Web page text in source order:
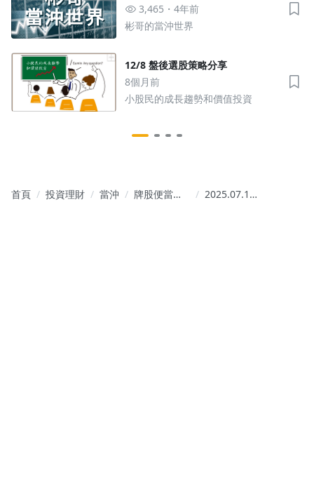
3,465
4年前
彬哥的當沖世界
12/8 盤後選股策略分享
8個月前
小股民的成長趨勢和價值投資
首頁 投資理財 當沖
牌股便當｜
2025.07.16【薯